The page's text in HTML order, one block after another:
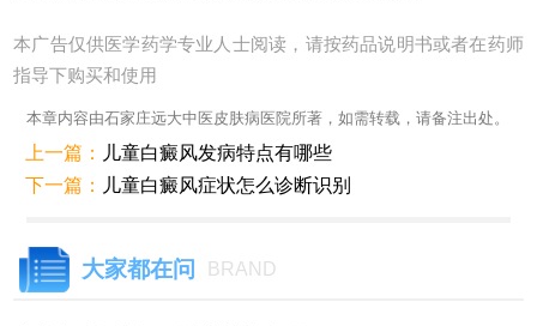
本广告仅供医学药学专业人士阅读，请按药品说明书或者在药师
指导下购买和使用
本章内容由石家庄远大中医皮肤病医院所著，如需转载，请备注出处。
上一篇：
儿童白癜风发病特点有哪些
下一篇：
儿童白癜风症状怎么诊断识别
大家都在问 BRAND